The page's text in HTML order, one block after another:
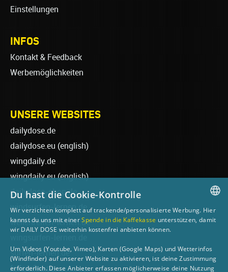
Einstellungen
INFOS
Kontakt & Feedback
Werbemöglichkeiten
UNSERE WEBSITES
dailydose.de
dailydose.eu (english)
wingdaily.de
wingdaily.eu(english)
dailydose-shop.de
windsurfen-lernen.de
wellenreiten-lernen.de
surfen-lernen.de
foilsurfen.de
GERMAN
Du hast die Cookie-Kontrolle
Wir verzichten komplett auf trackende/personalisierte Werbung. Hier
kannst du uns mit einerSpende in die Kaffekasse unterstützen, damit
wir DAILY DOSE weiterhin kostenfrei anbieten können.
Um Videos (Youtube, Vimeo), Karten (Google Maps) und Wetterinfos
(Windfinder) auf unserer Website zu aktivieren, ist deine Zustimmung
erforderlich. Diese Anbieter erfassen möglicherweise deine Nutzung